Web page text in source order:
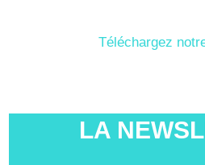
Téléchargez
LA